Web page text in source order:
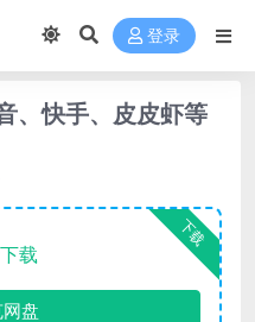
登录
、快手、皮皮虾等
下载
载
盘